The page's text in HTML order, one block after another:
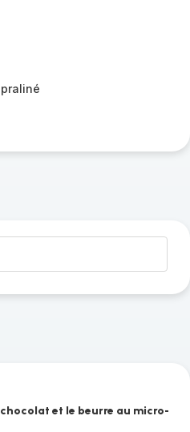
et le beurre au micro-